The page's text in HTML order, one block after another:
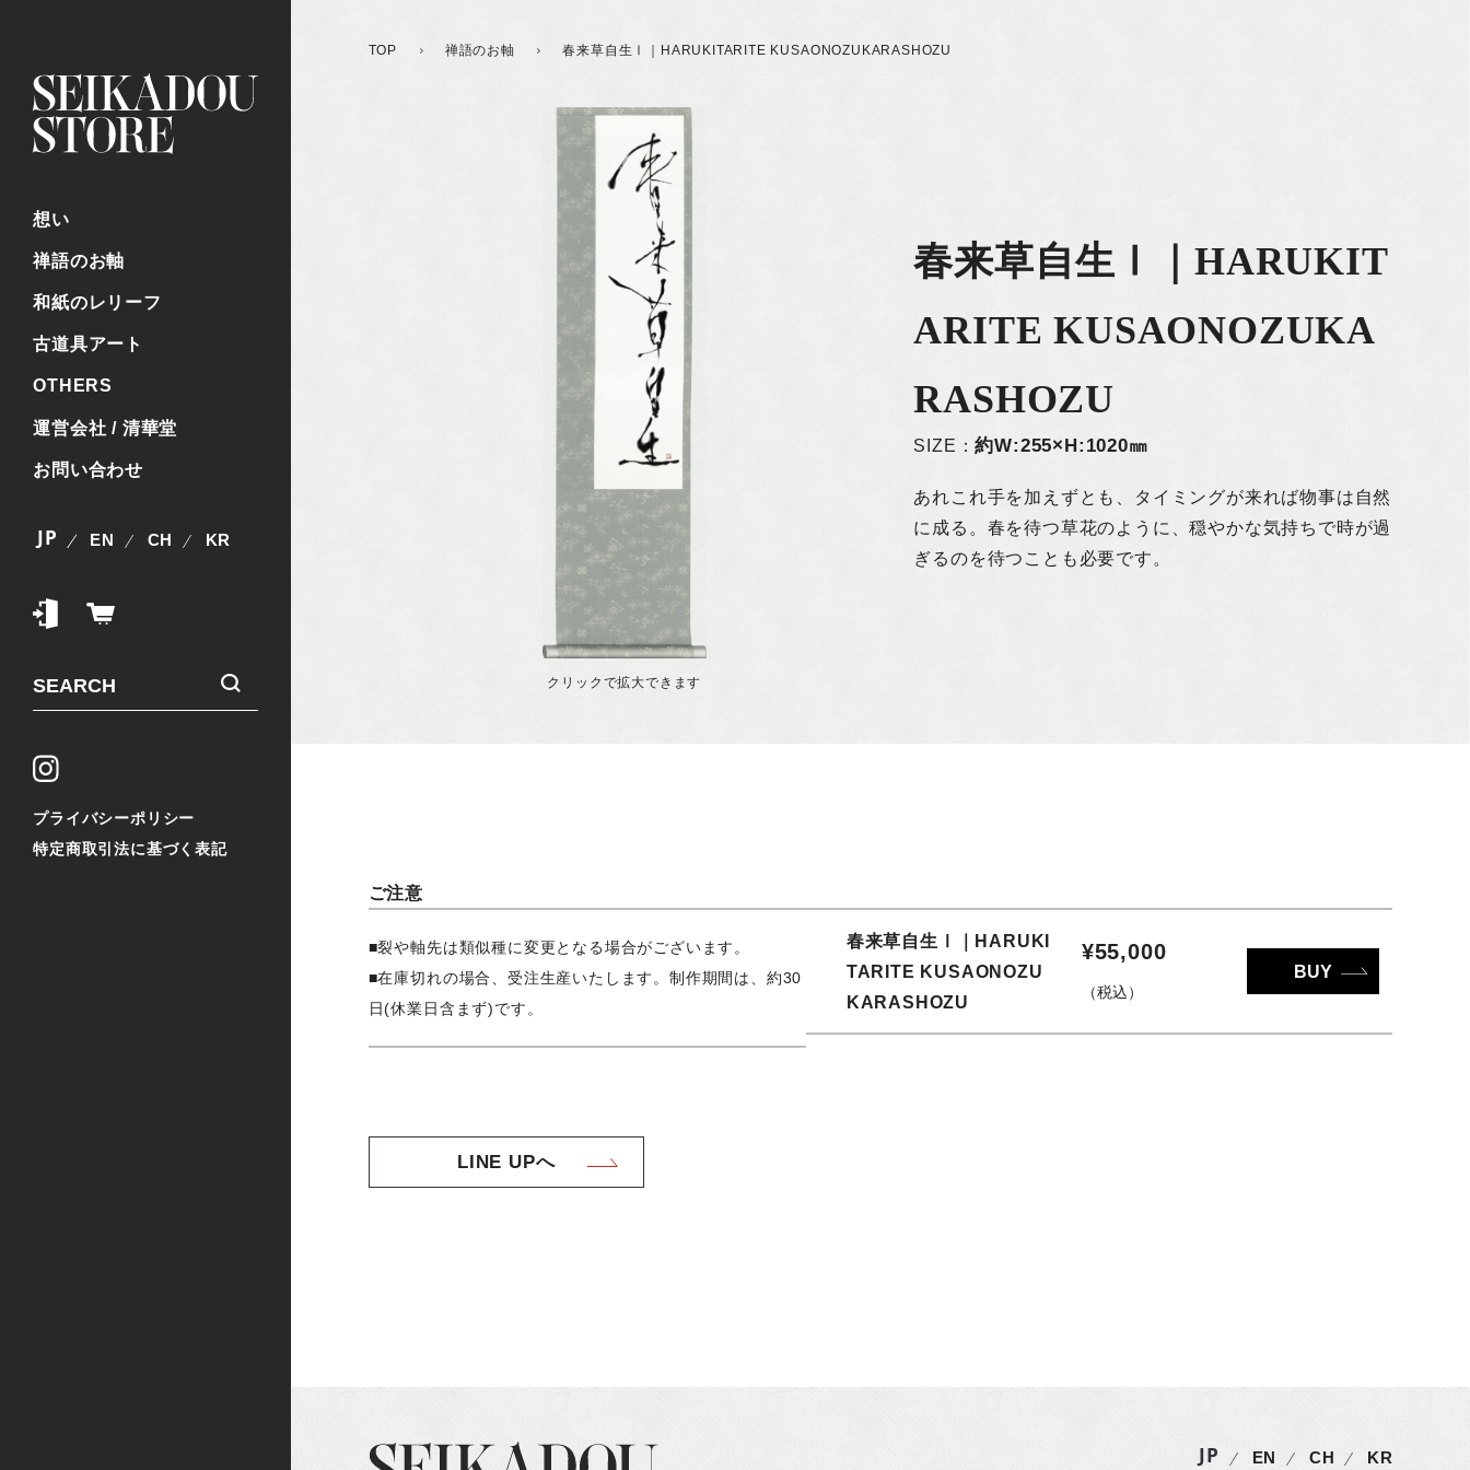
想い
禅語のお軸
和紙のレリーフ
古道具アート
OTHERS
運営会社 / 清華堂
お問い合わせ
JP EN CH KR
プライバシーポリシー
特定商取引法に基づく表記
TOP 禅語のお軸 春来草自生Ⅰ｜HARUKITARITE KUSAONOZUKARASHOZU
クリックで拡大できます
春来草自生Ⅰ｜HARUKIT
ARITE KUSAONOZUKA
RASHOZU
SIZE：約W:255×H:1020㎜
あれこれ手を加えずとも、タイミングが来れば物事は自然
に成る。春を待つ草花のように、穏やかな気持ちで時が過
ぎるのを待つことも必要です。
ご注意
■裂や軸先は類似種に変更となる場合がございます。
■在庫切れの場合、受注生産いたします。制作期間は、約30
日(休業日含まず)です。
春来草自生Ⅰ｜HARUKI
TARITE KUSAONOZU
KARASHOZU
¥55,000
（税込）
LINE UPへ
JP EN CH KR